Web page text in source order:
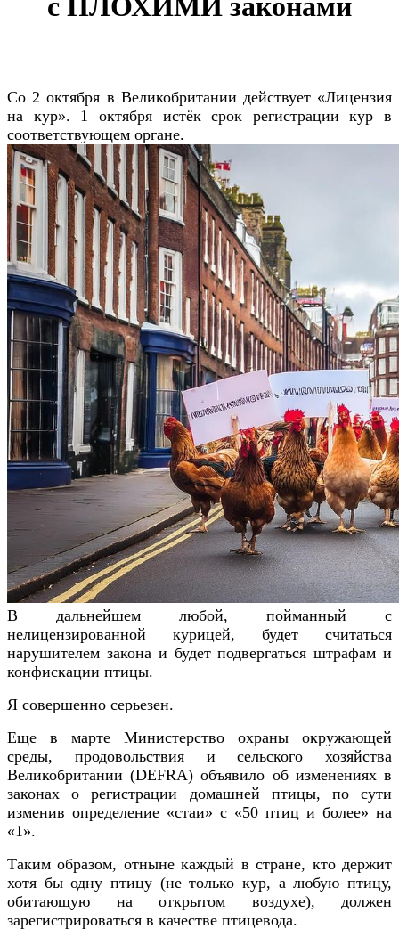
Со 2 октября в Великобритании действует «Лицензия
на кур». 1 октября истёк срок регистрации кур в
соответствующем органе.
В дальнейшем любой, пойманный с
нелицензированной курицей, будет считаться
нарушителем закона и будет подвергаться штрафам и
конфискации птицы.
Я совершенно серьезен.
Еще в марте Министерство охраны окружающей
среды, продовольствия и сельского хозяйства
Великобритании (DEFRA) объявило об изменениях в
законах о регистрации домашней птицы, по сути
изменив определение «стаи» с «50 птиц и более» на
«1».
Таким образом, отныне каждый в стране, кто держит
хотя бы одну птицу (не только кур, а любую птицу,
обитающую на открытом воздухе), должен
зарегистрироваться в качестве птицевода.